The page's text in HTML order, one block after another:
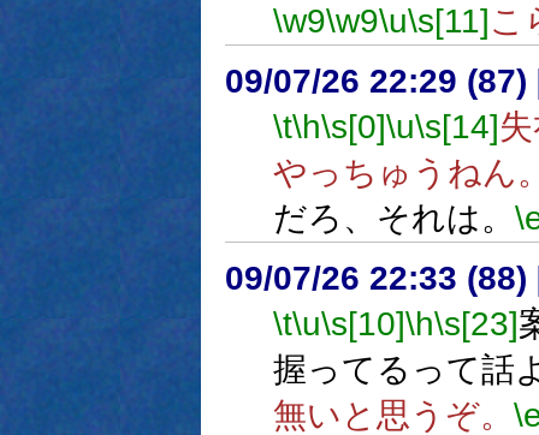
\w9\w9\u\s[11]こ
09/07/26 22:29 (87)
\t\h\s[0]\u\s[14]
やっちゅうねん
だろ、それは。
09/07/26 22:33 (88)
\t\u\s[10]\h\s[23]
握ってるって話
無いと思うぞ。